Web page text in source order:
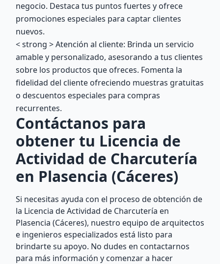
negocio. Destaca tus puntos fuertes y ofrece
promociones especiales para captar clientes
nuevos.
< strong > Atención al cliente: Brinda un servicio
amable y personalizado, asesorando a tus clientes
sobre los productos que ofreces. Fomenta la
fidelidad del cliente ofreciendo muestras gratuitas
o descuentos especiales para compras
recurrentes.
Contáctanos para
obtener tu Licencia de
Actividad de Charcutería
en Plasencia (Cáceres)
Si necesitas ayuda con el proceso de obtención de
la Licencia de Actividad de Charcutería en
Plasencia (Cáceres), nuestro equipo de arquitectos
e ingenieros especializados está listo para
brindarte su apoyo. No dudes en contactarnos
para más información y comenzar a hacer